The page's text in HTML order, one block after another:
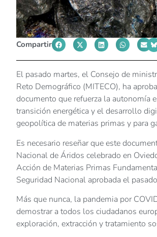
Compartir
El pasado martes, el Consejo de
Reto Demográfico (MITECO), ha
documento que refuerza la autonomía
transición energética y el desarrollo
geopolítica de materias primas y para
Es necesario reseñar que este
Nacional de Áridos celebrado en
Acción de Materias Primas
Seguridad Nacional aprobada el
Más que nunca, la pandemia por
demostrar a todos los ciudadanos
exploración, extracción y tratamiento